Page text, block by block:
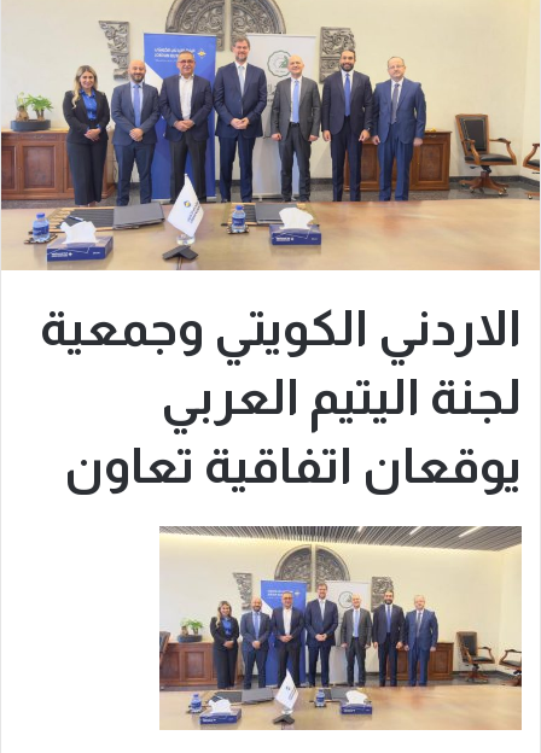
الاردني الكويتي وجمعية
لجنة اليتيم العربي
يوقعان اتفاقية تعاون